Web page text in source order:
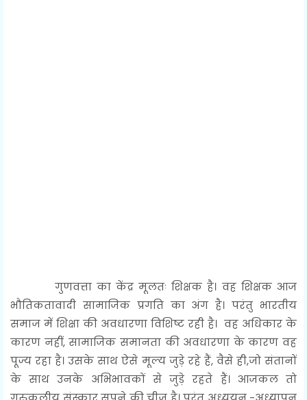
गुणवत्ता का केंद्र मूलतः शिक्षक है। वह शिक्षक आज
भौतिकतावादी सामाजिक प्रगति का अंग है। परंतु भारतीय
समाज में शिक्षा की अवधारणा विशिष्ट रही है। वह अधिकार के
कारण नहीं, सामाजिक समानता की अवधारणा के कारण वह
पूज्य रहा है। उसके साथ ऐसे मूल्य जुड़े रहे हैं, वैसे ही,जो संतानों
के साथ उनके अभिभावकों से जुड़े रहते हैं। आजकल तो